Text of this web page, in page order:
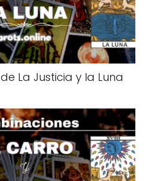
La Justicia y la Luna